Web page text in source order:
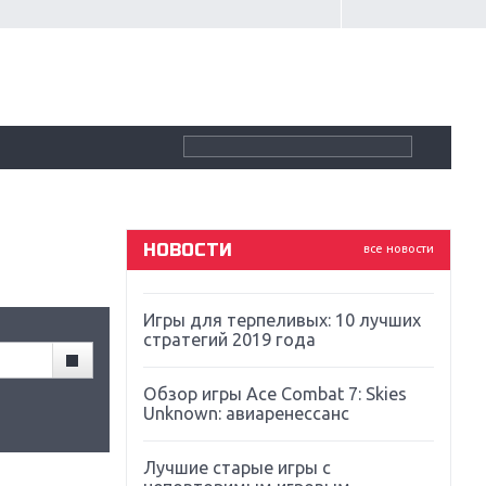
все новости
НОВОСТИ
Souls
Far Cry 5: хвалить нельзя ругать
Игры для терпеливых: 10 лучших
стратегий 2019 года
Обзор игры Ace Combat 7: Skies
Unknown: авиаренессанс
Лучшие старые игры с